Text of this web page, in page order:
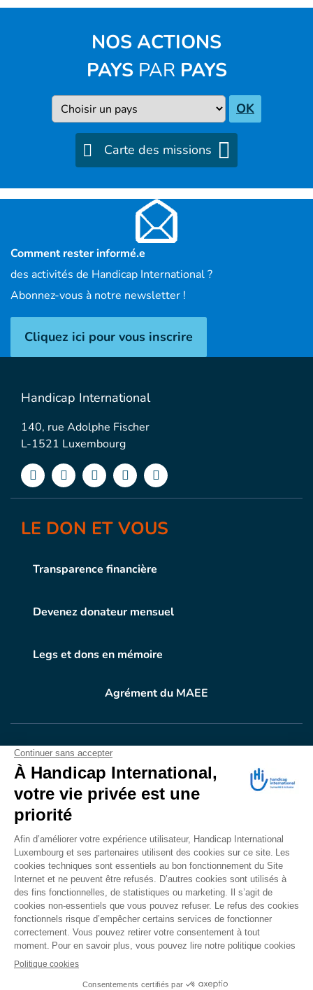
NOS ACTIONS
PAYSPAR PAYS
Pays OK
Carte des missions
Comment rester informé.e
des activités de Handicap International ?
Abonnez-vous à notre newsletter !
Cliquez ici pour vous inscrire
Handicap International
140, rue Adolphe Fischer
L-1521 Luxembourg
LE DON ET VOUS
Transparence financière
Devenez donateur mensuel
Legs et dons en mémoire
Agrément du MAEE
VOTRE DONEN ACTION
Grâce à vous, en 2024, 604.716 personnes ont
bénéficié d’appareillage et d’activités de réadaptation.
Merci pour votre générosité.
Lire notre rapport annuel
CONTACT
Accessibilité
Mentions légales